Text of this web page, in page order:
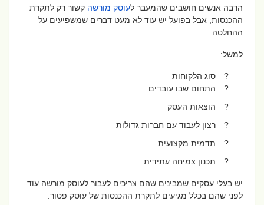
הרבה אנשים חושבים שהמעבר לעוסק מורשה קשור רק לתקרת
ההכנסות, אבל בפועל יש עוד לא מעט דברים שמשפיעים על
ההחלטה.
למשל:
סוג הלקוחות
התחום שבו עובדים
הוצאות העסק
רצון לעבוד עם חברות גדולות
תדמית מקצועית
תכנון צמיחה עתידית
יש בעלי עסקים שמבינים שהם צריכים לעבור לעוסק מורשה עוד
לפני שהם בכלל מגיעים לתקרת ההכנסות של עוסק פטור.